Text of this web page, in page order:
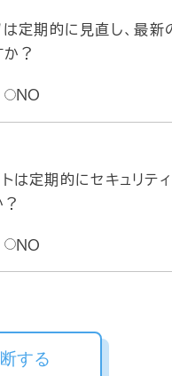
は定期的に見直し、最
か？
NO
は定期的にセキュリテ
NO